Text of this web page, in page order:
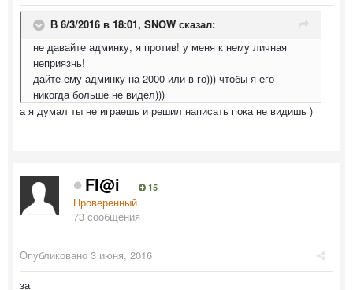
В 6/3/2016 в 18:01, SNOW сказал:
не давайте админку, я против! у меня к нему личная
неприязнь!
дайте ему админку на 2000 или в го))) чтобы я его
никогда больше не видел)))
а я думал ты не играешь и решил написать пока не видишь )
Fl@i 15
Проверенный
73 сообщения
Опубликовано 3 июня, 2016
за